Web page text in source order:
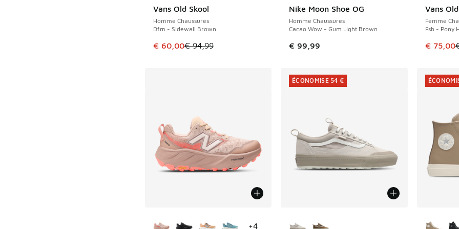
Vans Old Skool
Homme Chaussures
Dfm - Sidewall Brown
Cet article est en promotion. Prix en baisse de € 94,99 à € 60,00
€ 60,00€ 94,99
ÉCONOMISE 34 € Nike Moon Shoe OG
Homme Chaussures
Cacao Wow - Gum Light Brown
€ 99,99
Vans
Femme
Fsb - Pony
Cet
€ 75,00
+4
ÉCONOMISE 54 €